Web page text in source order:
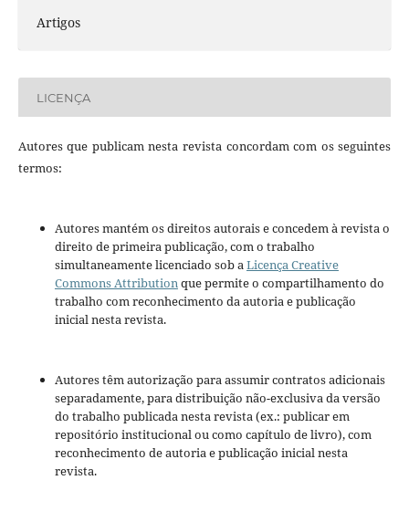
Artigos
LICENÇA
Autores que publicam nesta revista concordam com os seguintes
termos:
Autores mantém os direitos autorais e concedem à revista o
direito de primeira publicação, com o trabalho
simultaneamente licenciado sob aLicença Creative
Commons Attributionque permite o compartilhamento do
trabalho com reconhecimento da autoria e publicação
inicial nesta revista.
Autores têm autorização para assumir contratos adicionais
separadamente, para distribuição não-exclusiva da versão
do trabalho publicada nesta revista (ex.: publicar em
repositório institucional ou como capítulo de livro), com
reconhecimento de autoria e publicação inicial nesta
revista.